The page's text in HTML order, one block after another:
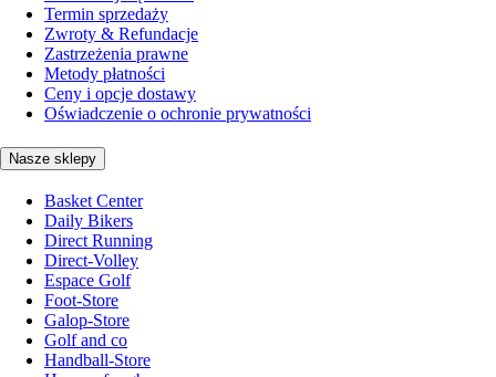
Termin sprzedaży
Zwroty & Refundacje
Zastrzeżenia prawne
Metody płatności
Ceny i opcje dostawy
Oświadczenie o ochronie prywatności
Nasze sklepy
Basket Center
Daily Bikers
Direct Running
Direct-Volley
Espace Golf
Foot-Store
Galop-Store
Golf and co
Handball-Store